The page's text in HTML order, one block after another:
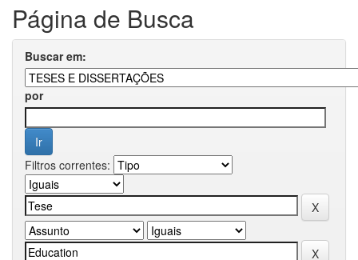
Página de Busca
Buscar em:
por
Filtros correntes: